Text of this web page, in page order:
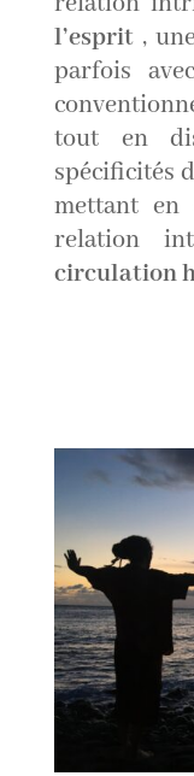
l’esprit,
parfois
tout en
spécificités
mettant en
relation
circulation